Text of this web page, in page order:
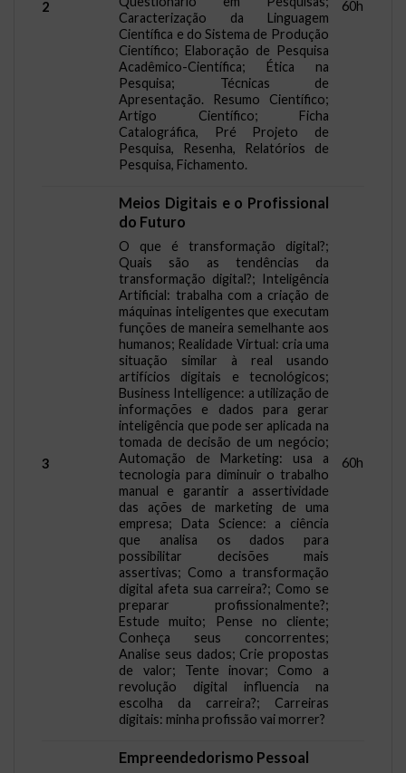
2
Caracterização da Linguagem
Científica e do Sistema de Produção
Científico; Elaboração de Pesquisa
Acadêmico-Científica; Ética na
Pesquisa; Técnicas de
Apresentação. Resumo Científico;
Artigo Científico; Ficha
Catalográfica, Pré Projeto de
Pesquisa, Resenha, Relatórios de
Pesquisa, Fichamento.
60h
3
Meios Digitais e o Profissional
do Futuro
O que é transformação digital?;
Quais são as tendências da
transformação digital?; Inteligência
Artificial: trabalha com a criação de
máquinas inteligentes que executam
funções de maneira semelhante aos
humanos; Realidade Virtual: cria uma
situação similar à real usando
artifícios digitais e tecnológicos;
Business Intelligence: a utilização de
informações e dados para gerar
inteligência que pode ser aplicada na
tomada de decisão de um negócio;
Automação de Marketing: usa a
tecnologia para diminuir o trabalho
manual e garantir a assertividade
das ações de marketing de uma
empresa; Data Science: a ciência
que analisa os dados para
possibilitar decisões mais
assertivas; Como a transformação
digital afeta sua carreira?; Como se
preparar profissionalmente?;
Estude muito; Pense no cliente;
Conheça seus concorrentes;
Analise seus dados; Crie propostas
de valor; Tente inovar; Como a
revolução digital influencia na
escolha da carreira?; Carreiras
digitais: minha profissão vai morrer?
60h
Empreendedorismo Pessoal